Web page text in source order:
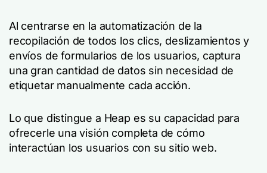
Al centrarse en la automatización de la
recopilación de todos los clics, deslizamientos y
envíos de formularios de los usuarios, captura
una gran cantidad de datos sin necesidad de
etiquetar manualmente cada acción.
Lo que distingue a Heap es su capacidad para
ofrecerle una visión completa de cómo
interactúan los usuarios con su sitio web.